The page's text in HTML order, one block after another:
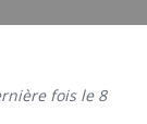
fois le 8